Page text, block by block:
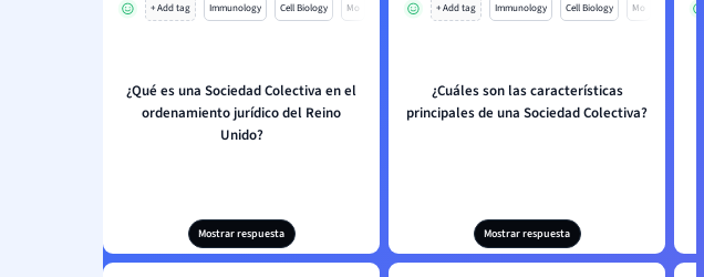
+ Add tag Immunology Cell Biology Mo
¿Qué es una Sociedad Colectiva en el
ordenamiento jurídico del Reino
Unido?
Mostrar respuesta
+ Add tag Immunology Cell Biology Mo
¿Cuáles son las características
principales de una Sociedad Colectiva?
Mostrar respuesta